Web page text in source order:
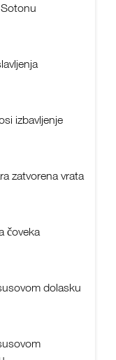
izbavljenje
zatvorena vrata
čoveka
dolasku